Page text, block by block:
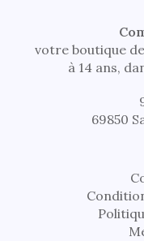
votre boutique
à 14 ans,
69850